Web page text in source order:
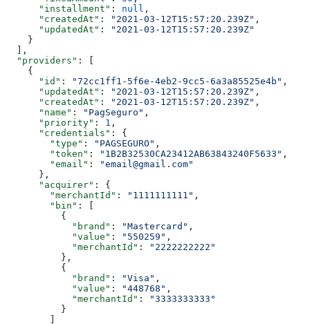
      "installment"
: null ,
      "createdAt"
: "2021-03-12T15:57:20.239Z" ,
      "updatedAt"
:
"2021-03-12T15:57:20.239Z"
    }
  ],
  "providers"
: [
    {
      "id"
: "72cc1ff1-5f6e-4eb2-9cc5-6a3a85525e4b" ,
      "updatedAt"
: "2021-03-12T15:57:20.239Z" ,
      "createdAt"
: "2021-03-12T15:57:20.239Z" ,
      "name"
: "PagSeguro" ,
      "priority"
: 1 ,
      "credentials"
: {
        "type"
: "PAGSEGURO" ,
        "token"
: "1B2B32530CA23412AB63843240F5633" ,
        "email"
:
"email@gmail.com"
      },
      "acquirer"
: {
        "merchantId"
: "1111111111" ,
        "bin"
: [
          {
            "brand"
: "Mastercard" ,
            "value"
: "550259" ,
            "merchantId"
:
"2222222222"
          },
          {
            "brand"
: "Visa" ,
            "value"
: "448768" ,
            "merchantId"
:
"3333333333"
          }